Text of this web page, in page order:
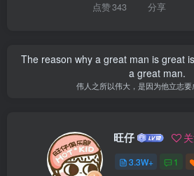
点赞343 分享
The reason why a great man is great
a great man.
伟人之所以伟大，是因为他立志要
旺仔
3.3W+ 1